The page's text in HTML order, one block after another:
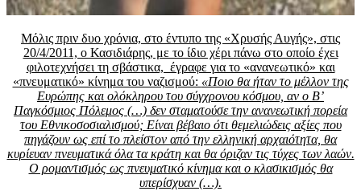
Μόλις πριν δυο χρόνια, στο έντυπο της «Χρυσής Αυγής», στις
20/4/2011, ο Κασιδιάρης, με το ίδιο χέρι πάνω στο οποίο έχει
φιλοτεχνήσει τη σβάστικα, έγραφε για το «ανανεωτικό» και
«πνευματικό» κίνημα του ναζισμού: «Ποιο θα ήταν το μέλλον της
Ευρώπης και ολόκληρου του σύγχρονου κόσμου, αν ο Β’
Παγκόσμιος Πόλεμος (…) δεν σταματούσε την ανανεωτική πορεία
του Εθνικοσοσιαλισμού; Είναι βέβαιο ότι θεμελιώδεις αξίες που
πηγάζουν ως επί το πλείστον από την ελληνική αρχαιότητα, θα
κυρίευαν πνευματικά όλα τα κράτη και θα όριζαν τις τύχες των λαών.
Ο ρομαντισμός ως πνευματικό κίνημα και ο κλασικισμός θα
υπερίσχυαν (…).